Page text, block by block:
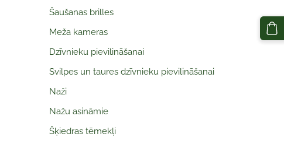
Šaušanas brilles
Meža kameras
Dzīvnieku pievilināšanai
Svilpes un taures dzīvnieku pievilināšanai
Naži
Nažu asināmie
Šķiedras tēmekļi